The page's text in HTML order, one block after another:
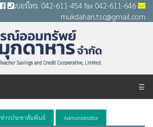
เบอร์โทร. 042-611-454 fax 042-611-646
mukdahan.tsc@gmail.com
☰
ข่าวประชาสัมพันธ์ Administrator